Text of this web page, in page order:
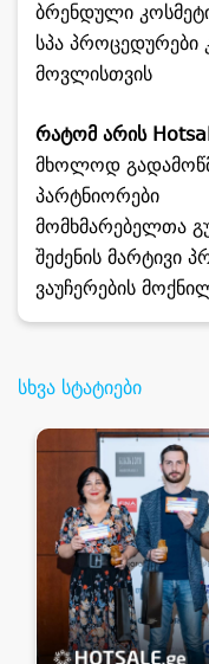
ბრენდული
სპა პროცედურები
მოვლისთვის
რატომ არის
მხოლოდ
პარტნიორები
მომხმარებელთა
შეძენის მარტივი
ვაუჩერების
სხვა სტატიები